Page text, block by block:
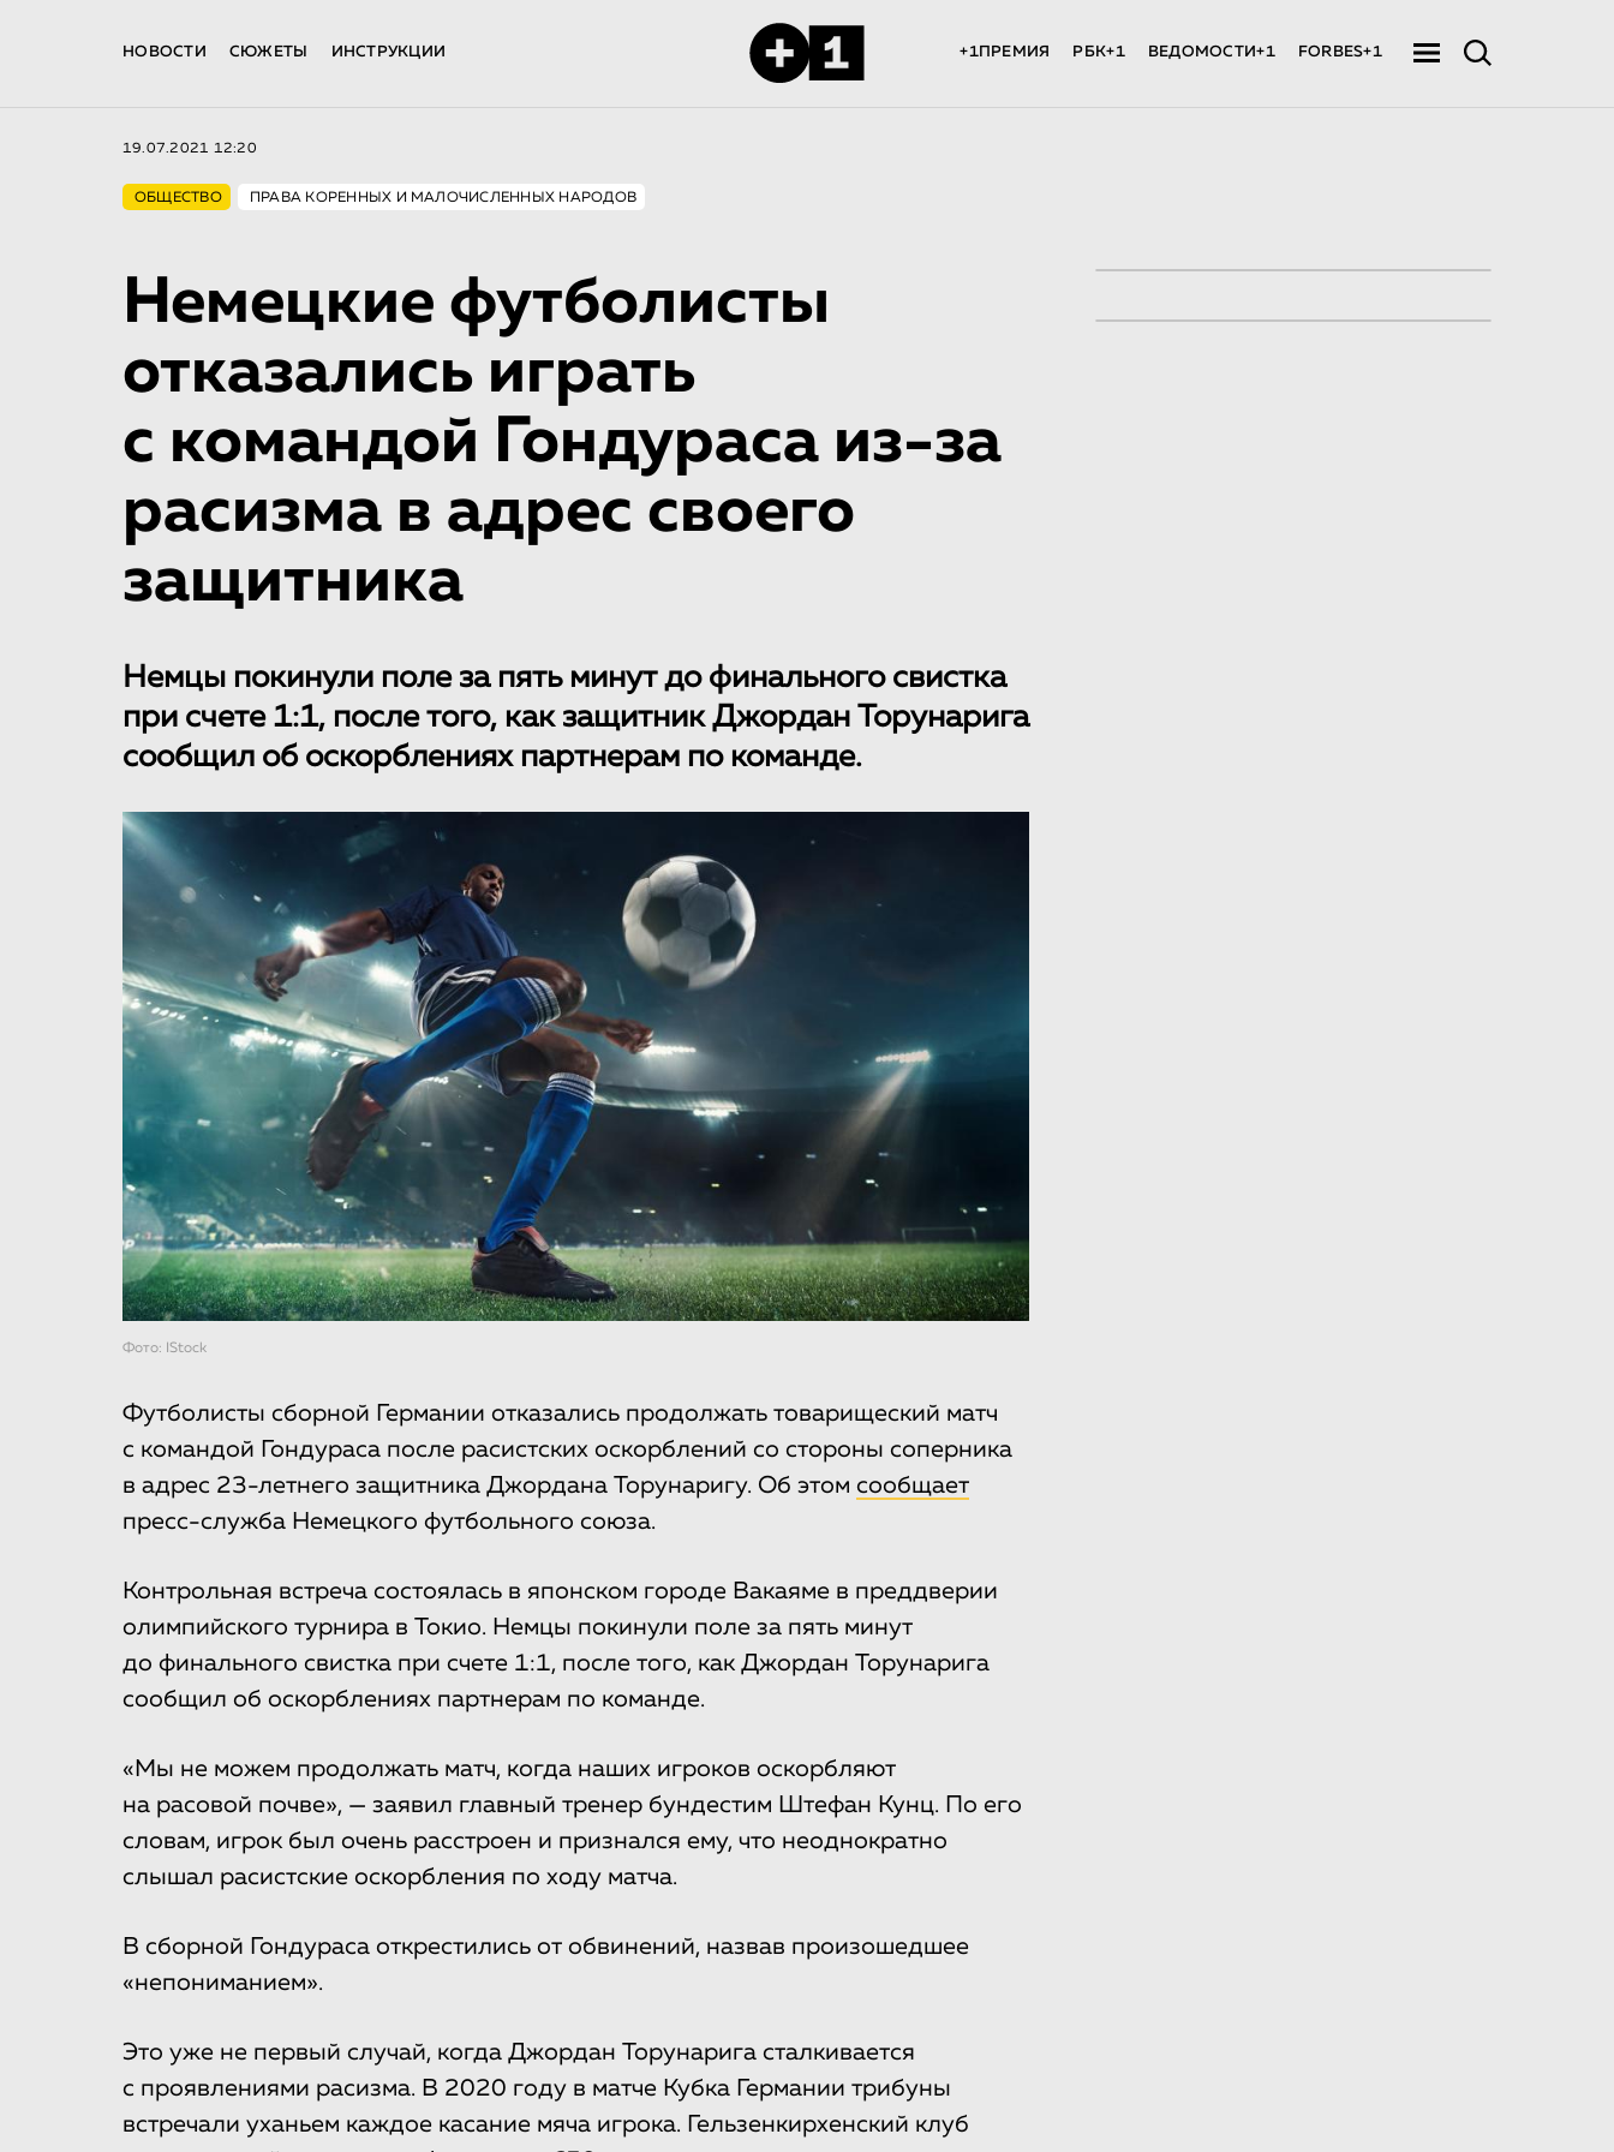
НОВОСТИ СЮЖЕТЫ ИНСТРУКЦИИ +1ПРЕМИЯ РБК+1 ВЕДОМОСТИ+1 FORBES+1
19.07.2021 12:20
ОБЩЕСТВО ПРАВА КОРЕННЫХ И МАЛОЧИСЛЕННЫХ НАРОДОВ
Немецкие футболисты
отказались играть
с командой Гондураса из-за
расизма в адрес своего
защитника
Немцы покинули поле за пять минут до финального свистка
при счете 1:1, после того, как защитник Джордан Торунарига
сообщил об оскорблениях партнерам по команде.
Фото: IStock
Футболисты сборной Германии отказались продолжать товарищеский матч
с командой Гондураса после расистских оскорблений со стороны соперника
в адрес 23-летнего защитника Джордана Торунаригу. Об этом сообщает
пресс-служба Немецкого футбольного союза.
Контрольная встреча состоялась в японском городе Вакаяме в преддверии
олимпийского турнира в Токио. Немцы покинули поле за пять минут
до финального свистка при счете 1:1, после того, как Джордан Торунарига
сообщил об оскорблениях партнерам по команде.
«Мы не можем продолжать матч, когда наших игроков оскорбляют
на расовой почве», — заявил главный тренер бундестим Штефан Кунц. По его
словам, игрок был очень расстроен и признался ему, что неоднократно
слышал расистские оскорбления по ходу матча.
В сборной Гондураса открестились от обвинений, назвав произошедшее
«непониманием».
Это уже не первый случай, когда Джордан Торунарига сталкивается
с проявлениями расизма. В 2020 году в матче Кубка Германии трибуны
встречали уханьем каждое касание мяча игрока. Гельзенкирхенский клуб